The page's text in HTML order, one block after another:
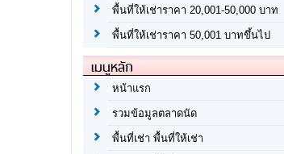
พื้นที่ให้เช่าราคา 20,001-50,000 บาท
พื้นที่ให้เช่าราคา 50,001 บาทขึ้นไป
เมนูหลัก
หน้าแรก
รวมข้อมูลตลาดนัด
พื้นที่เช่า พื้นที่ให้เช่า